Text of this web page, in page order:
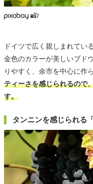
ドイツで広く親しまれてい
金色のカラーが美しいブド
りやすく、余市を中心に作
ティーさを感じられるので
す。
タンニンを感じられる